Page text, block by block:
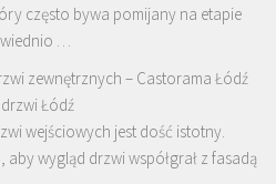
często bywa pomijany na etapie
…
zewnętrznych – Castorama Łódź
Łódź
wejściowych jest dość istotny.
wygląd drzwi współgrał z fasadą